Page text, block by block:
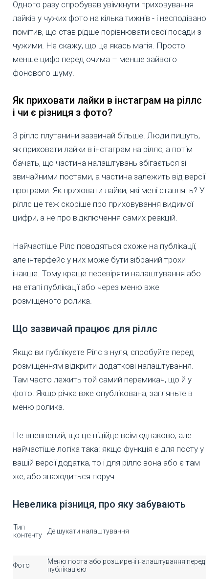
Одного разу спробував увімкнути приховування
лайків у чужих фото на кілька тижнів - і несподівано
помітив, що став рідше порівнювати свої посади з
чужими. Не скажу, що це якась магія. Просто
менше цифр перед очима – менше зайвого
фонового шуму.
Як приховати лайки в інстаграм на ріллс
і чи є різниця з фото?
З ріллс плутанини зазвичай більше. Люди пишуть,
як приховати лайки в інстаграм на ріллс, а потім
бачать, що частина налаштувань збігається зі
звичайними постами, а частина залежить від версії
програми. Як приховати лайки, які мені ставлять? У
ріллс це теж скоріше про приховування видимої
цифри, а не про відключення самих реакцій.
Найчастіше Рілс поводяться схоже на публікації,
але інтерфейс у них може бути зібраний трохи
інакше. Тому краще перевіряти налаштування або
на етапі публікації або через меню вже
розміщеного ролика.
Що зазвичай працює для ріллс
Якщо ви публікуєте Рілс з нуля, спробуйте перед
розміщенням відкрити додаткові налаштування.
Там часто лежить той самий перемикач, що й у
фото. Якщо річка вже опублікована, загляньте в
меню ролика.
Не впевнений, що це підійде всім однаково, але
найчастіше логіка така: якщо функція є для посту у
вашій версії додатка, то і для ріллс вона або є там
же, або знаходиться поруч.
Невелика різниця, про яку забувають
Тип
контенту
Де шукати налаштування
Фото
Меню поста або розширені налаштування перед
публікацією